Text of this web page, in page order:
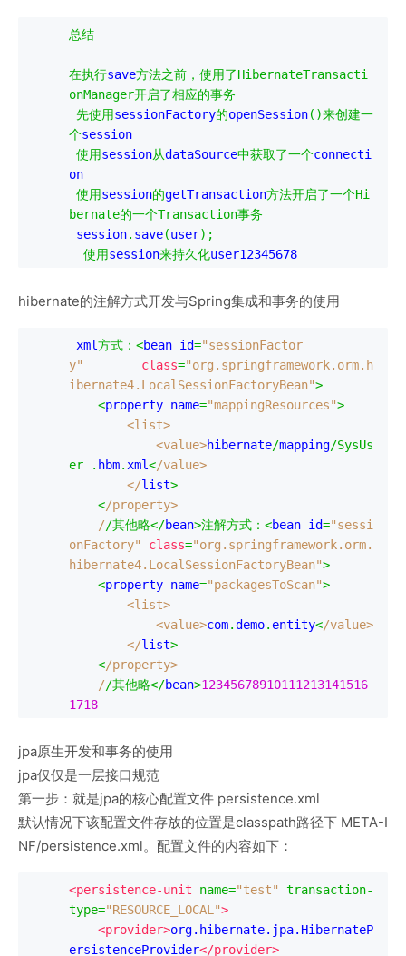
总结
在执行save方法之前，使用了HibernateTransacti
onManager开启了相应的事务
先使用sessionFactory的openSession()来创建一
个session
使用session从dataSource中获取了一个connecti
on
使用session的getTransaction方法开启了一个Hi
bernate的一个Transaction事务
session. save(user);
使用session来持久化user12345678
hibernate的注解方式开发与Spring集成和事务的使用
xml方式：<bean id="sessionFactor
y"
class="org.springframework.orm.h
ibernate4.LocalSessionFactoryBean">
<property name="mappingResources">
<list>
<value>hibernate/mapping/SysUs
er
. hbm. xml</value>
</list>
</property>
//其他略</bean>注解方式：<bean id="sessi
onFactory"
class="org.springframework.orm.
hibernate4.LocalSessionFactoryBean">
<property name="packagesToScan">
<list>
<value>com.demo. entity</value>
</list>
</property>
//其他略</bean>12345678910111213141516
1718
jpa原生开发和事务的使用
jpa仅仅是一层接口规范
第一步：就是jpa的核心配置文件 persistence.xml
默认情况下该配置文件存放的位置是classpath路径下 META-I
NF/persistence.xml。配置文件的内容如下：
<persistence-unit name="test"
transaction-
type="RESOURCE_LOCAL">
<provider>org.hibernate.jpa.HibernateP
ersistenceProvider</provider>